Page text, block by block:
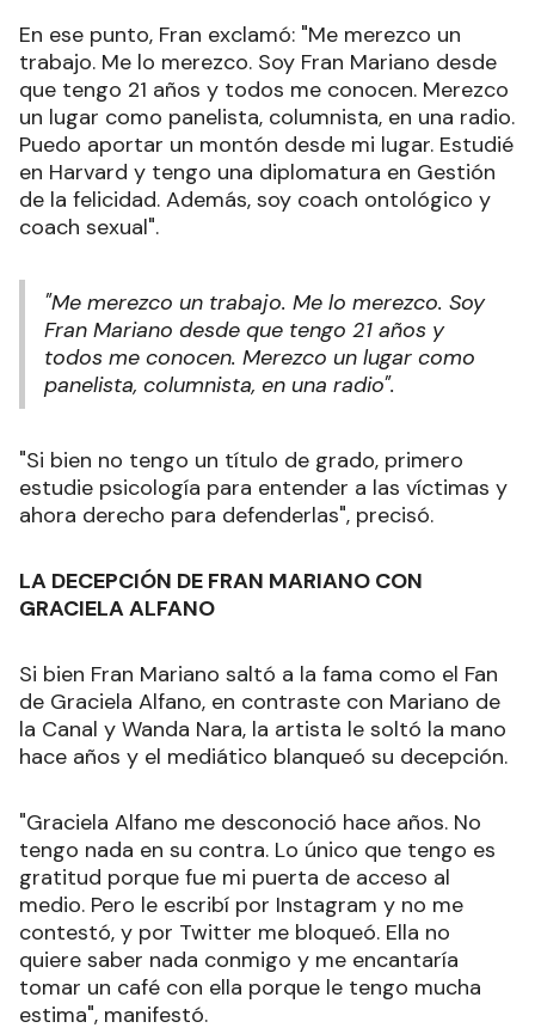
En ese punto, Fran exclamó: "Me merezco un
trabajo. Me lo merezco. Soy Fran Mariano desde
que tengo 21 años y todos me conocen. Merezco
un lugar como panelista, columnista, en una radio.
Puedo aportar un montón desde mi lugar. Estudié
en Harvard y tengo una diplomatura en Gestión
de la felicidad. Además, soy coach ontológico y
coach sexual".
"Me merezco un trabajo. Me lo merezco. Soy
Fran Mariano desde que tengo 21 años y
todos me conocen. Merezco un lugar como
panelista, columnista, en una radio".
"Si bien no tengo un título de grado, primero
estudie psicología para entender a las víctimas y
ahora derecho para defenderlas", precisó.
LA DECEPCIÓN DE FRAN MARIANO CON
GRACIELA ALFANO
Si bien Fran Mariano saltó a la fama como el Fan
de Graciela Alfano, en contraste con Mariano de
la Canal y Wanda Nara, la artista le soltó la mano
hace años y el mediático blanqueó su decepción.
"Graciela Alfano me desconoció hace años. No
tengo nada en su contra. Lo único que tengo es
gratitud porque fue mi puerta de acceso al
medio. Pero le escribí por Instagram y no me
contestó, y por Twitter me bloqueó. Ella no
quiere saber nada conmigo y me encantaría
tomar un café con ella porque le tengo mucha
estima", manifestó.